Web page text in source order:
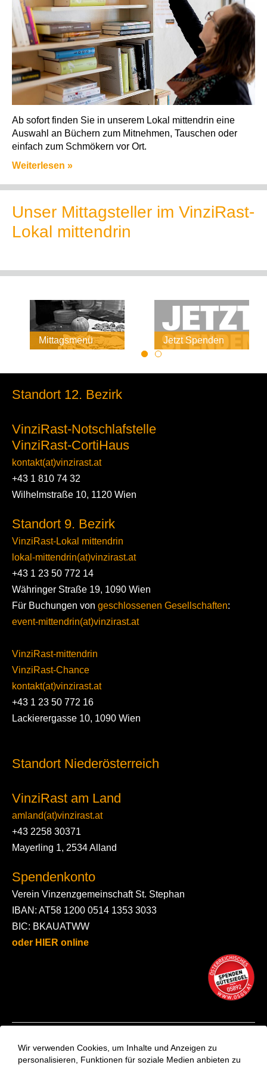
Ab sofort finden Sie in unserem Lokal mittendrin eine
Auswahl an Büchern zum Mitnehmen, Tauschen oder
einfach zum Schmökern vor Ort.
Weiterlesen »
Unser Mittagsteller im VinziRast-
Lokal mittendrin
Mittagsmenü Jetzt Spenden
Standort 12. Bezirk
VinziRast-Notschlafstelle
VinziRast-CortiHaus
kontakt(at)vinzirast.at
+43 1 810 74 32
Wilhelmstraße 10, 1120 Wien
Standort 9. Bezirk
VinziRast-Lokal mittendrin
lokal-mittendrin(at)vinzirast.at
+43 1 23 50 772 14
Währinger Straße 19, 1090 Wien
Für Buchungen von geschlossenen Gesellschaften:
event-mittendrin(at)vinzirast.at
VinziRast-mittendrin
VinziRast-Chance
kontakt(at)vinzirast.at
+43 1 23 50 772 16
Lackierergasse 10, 1090 Wien
Standort Niederösterreich
VinziRast am Land
amland(at)vinzirast.at
+43 2258 30371
Mayerling 1, 2534 Alland
Spendenkonto
Verein Vinzenzgemeinschaft St. Stephan
IBAN: AT58 1200 0514 1353 3033
BIC: BKAUATWW
oder HIER online
Kontakt
Aktuelles
Wir verwenden Cookies, um Inhalte und Anzeigen zu
personalisieren, Funktionen für soziale Medien anbieten zu